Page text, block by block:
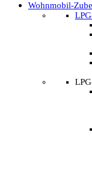
Wohnmobil-